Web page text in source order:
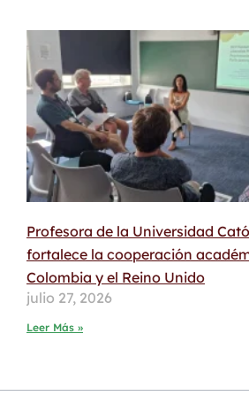
Profesora de la Universidad
fortalece la cooperación
Colombia y el Reino Unido
julio 27, 2026
Leer Más »